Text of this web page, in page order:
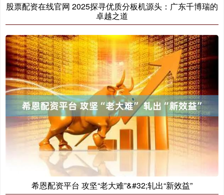
股票配资在线官网 2025探寻优质分板机源头：广东千博瑞的
卓越之道
希恩配资平台 攻坚“老大难”&#32;轧出“新效益”